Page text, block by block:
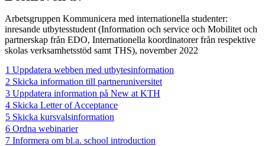
Arbetsgruppen Kommunicera med internationella studenter:
inresande utbytesstudent (Information och service och Mobilitet och
partnerskap från EDO, Internationella koordinatorer från respektive
skolas verksamhetsstöd samt THS), november 2022
1 Uppdatera webben med utbytesinformation
2 Skicka information till partneruniversitet
3 Uppdatera information på New at KTH
4 Skicka Letter of Acceptance
5 Skicka kursvalsinformation
6 Ordna webinarier
7 Informera om bl.a. school introduction